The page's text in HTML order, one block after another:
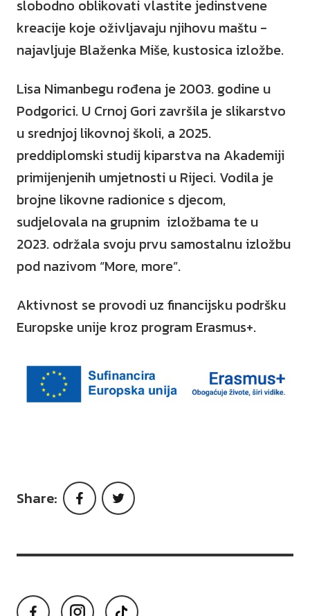
slobodno oblikovati vlastite jedinstvene
kreacije koje oživljavaju njihovu maštu -
najavljuje Blaženka Miše, kustosica izložbe.
Lisa Nimanbegu rođena je 2003. godine u
Podgorici. U Crnoj Gori završila je slikarstvo
u srednjoj likovnoj školi, a 2025.
preddiplomski studij kiparstva na Akademiji
primijenjenih umjetnosti u Rijeci. Vodila je
brojne likovne radionice s djecom,
sudjelovala na grupnim izložbama te u
2023. održala svoju prvu samostalnu izložbu
pod nazivom “More, more”.
Aktivnost se provodi uz financijsku podršku
Europske unije kroz program Erasmus+.
Share: Facebook